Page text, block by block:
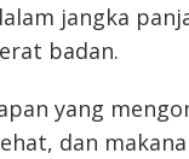
jangka
badan.
yang
dan